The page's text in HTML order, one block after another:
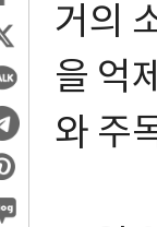
거의
을 억
와 주